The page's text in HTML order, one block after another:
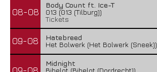
08-08
Body Count ft. Ice-T
013 (013 (Tilburg))
Tickets
09-08
Hatebreed
Het Bolwerk (Het Bolwerk (Sneek))
Midnight
Bibelot (Bibelot (Dordrecht))